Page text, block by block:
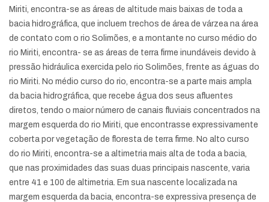
Miriti, encontra-se as áreas de altitude mais baixas de toda a
bacia hidrográfica, que incluem trechos de área de várzea na área
de contato com o rio Solimões, e a montante no curso médio do
rio Miriti, encontra- se as áreas de terra firme inundáveis devido à
pressão hidráulica exercida pelo rio Solimões, frente as águas do
rio Miriti. No médio curso do rio, encontra-se a parte mais ampla
da bacia hidrográfica, que recebe água dos seus afluentes
diretos, tendo o maior número de canais fluviais concentrados na
margem esquerda do rio Miriti, que encontrasse expressivamente
coberta por vegetação de floresta de terra firme. No alto curso
do rio Miriti, encontra-se a altimetria mais alta de toda a bacia,
que nas proximidades das suas duas principais nascente, varia
entre 41 e 100 de altimetria. Em sua nascente localizada na
margem esquerda da bacia, encontra-se expressiva presença de